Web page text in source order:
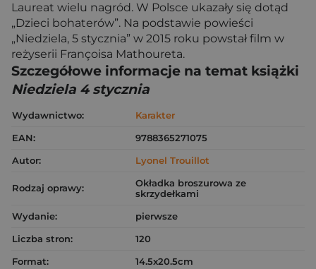
Laureat wielu nagród. W Polsce ukazały się dotąd
„Dzieci bohaterów”. Na podstawie powieści
„Niedziela, 5 stycznia” w 2015 roku powstał film w
reżyserii Françoisa Mathoureta.
Szczegółowe informacje na temat książki
Niedziela 4 stycznia
Wydawnictwo:
Karakter
EAN:
9788365271075
Autor:
Lyonel Trouillot
Rodzaj oprawy:
Okładka broszurowa ze
skrzydełkami
Wydanie:
pierwsze
Liczba stron:
120
Format:
14.5x20.5cm